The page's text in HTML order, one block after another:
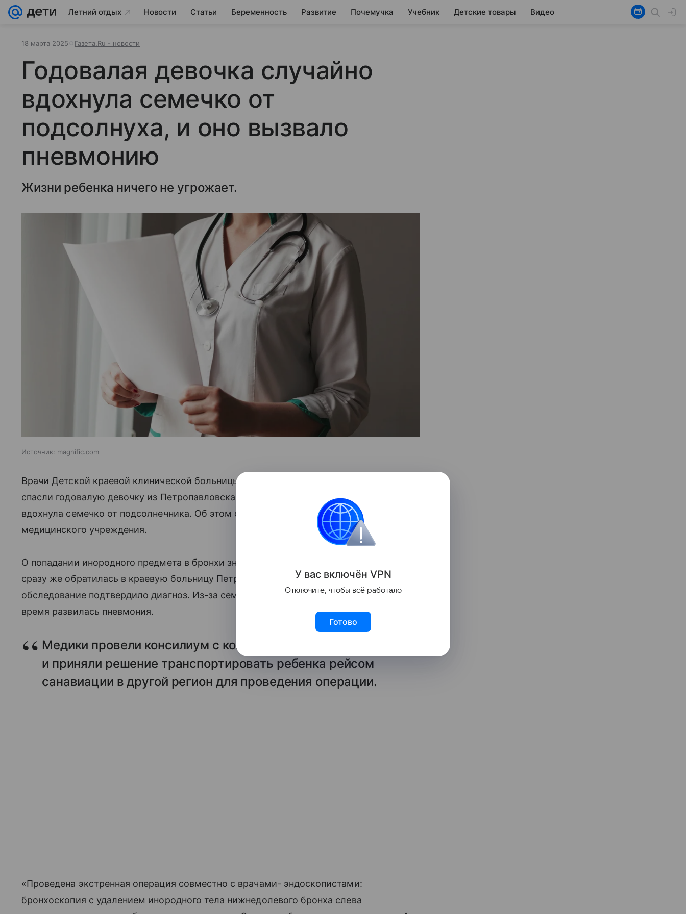
Летний отдых Новости Статьи Беременность Развитие Почемучка Учебник Детские товары Видео
18 марта 2025 Газета.Ru - новости
Годовалая девочка случайно
вдохнула семечко от
подсолнуха, и оно вызвало
пневмонию
Жизни ребенка ничего не угрожает.
Источник: magnific.com
Врачи Детской краевой клинической больницы имени А. К. Пиотровича в Хабаровске
спасли годовалую девочку из Петропавловска-Камчатского, которая случайно
вдохнула семечко от подсолнечника. Об этом сообщили в пресс-службе
медицинского учреждения.
О попадании инородного предмета в бронхи знала мать ребенка, женщина
сразу же обратилась в краевую больницу Петропавловска-Камчатского, где
обследование подтвердило диагноз. Из-за семечка у ребенка за непродолжительное
время развилась пневмония.
Медики провели консилиум с коллегами из Хабаровска
и приняли решение транспортировать ребенка рейсом
санавиации в другой регион для проведения операции.
«Проведена экстренная операция совместно с врачами- эндоскопистами:
бронхоскопия с удалением инородного тела нижнедолевого бронха слева
У вас включён VPN
Отключите, чтобы всё работало
Готово